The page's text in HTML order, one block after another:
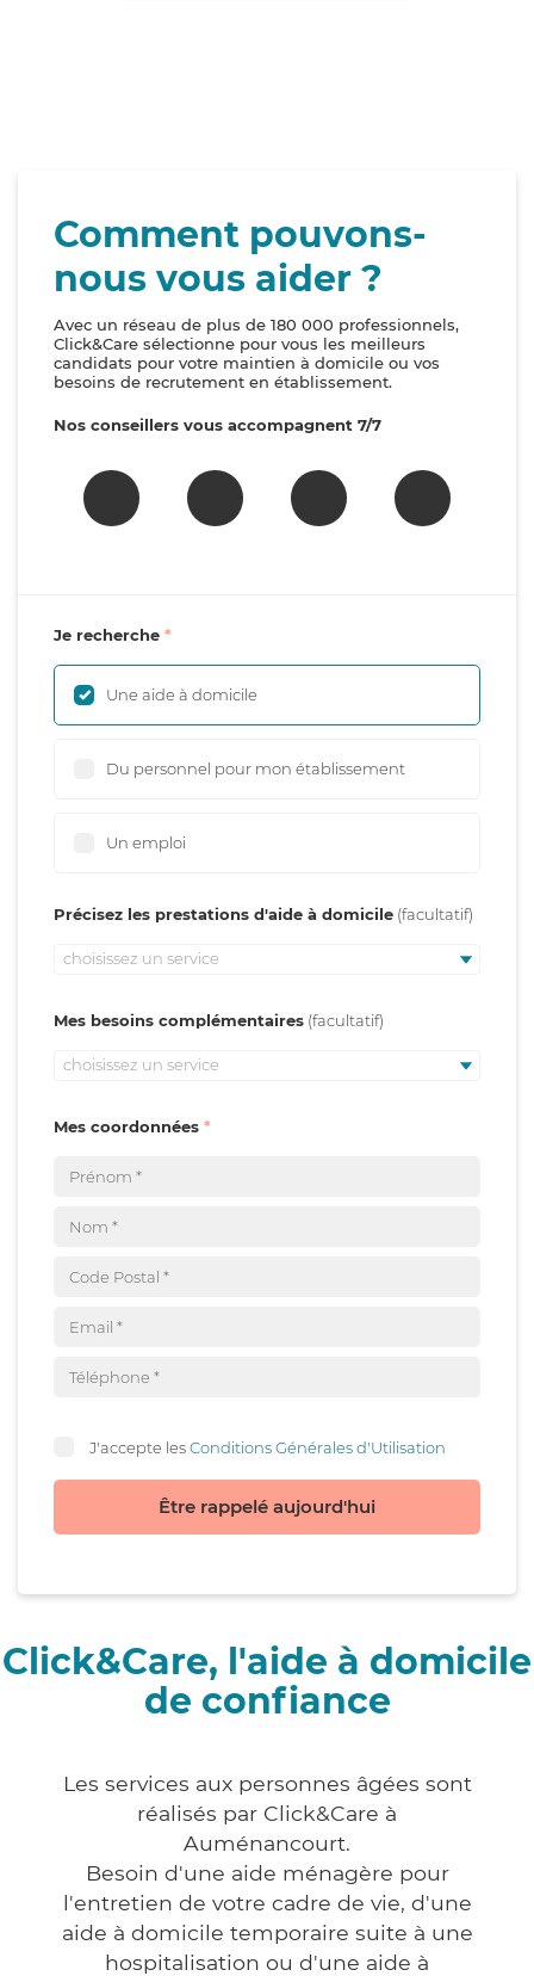
Comment pouvons-
nous vous aider ?
Avec un réseau de plus de 180 000 professionnels,
Click&Care sélectionne pour vous les meilleurs
candidats pour votre maintien à domicile ou vos
besoins de recrutement en établissement.
Nos conseillers vous accompagnent 7/7
Je recherche
Une aide à domicile
Du personnel pour mon établissement
Un emploi
Précisez les prestations d'aide à domicile
choisissez un service
Mes besoins complémentaires
choisissez un service
Mes coordonnées
J'accepte lesConditions Générales d'Utilisation
Être rappelé aujourd'hui
Click&Care, l'aide à domicile
de confiance
Les services aux personnes âgées sont
réalisés par Click&Care à
Auménancourt.
Besoin d'une aide ménagère pour
l'entretien de votre cadre de vie, d'une
aide à domicile temporaire suite à une
hospitalisation ou d'une aide à